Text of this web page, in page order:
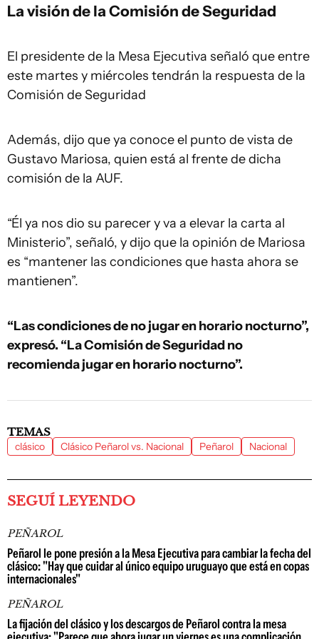
La visión de la Comisión de Seguridad
El presidente de la Mesa Ejecutiva señaló que entre
este martes y miércoles tendrán la respuesta de la
Comisión de Seguridad
Además, dijo que ya conoce el punto de vista de
Gustavo Mariosa, quien está al frente de dicha
comisión de la AUF.
“Él ya nos dio su parecer y va a elevar la carta al
Ministerio”, señaló, y dijo que la opinión de Mariosa
es “mantener las condiciones que hasta ahora se
mantienen”.
“Las condiciones de no jugar en horario nocturno”,
expresó. “La Comisión de Seguridad no
recomienda jugar en horario nocturno”.
TEMAS
clásico Clásico Peñarol vs. Nacional Peñarol Nacional
SEGUÍ LEYENDO
PEÑAROL
Peñarol le pone presión a la Mesa Ejecutiva para cambiar la fecha del
clásico: "Hay que cuidar al único equipo uruguayo que está en copas
internacionales"
PEÑAROL
La fijación del clásico y los descargos de Peñarol contra la mesa